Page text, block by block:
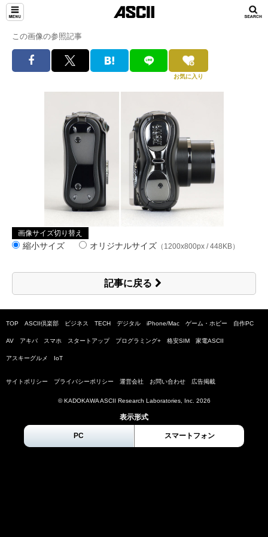
この画像の参照記事
お気に入り
画像サイズ切り替え
縮小サイズ オリジナルサイズ （1200x800px / 448KB）
記事に戻る
TOP ASCII倶楽部 ビジネス TECH デジタル iPhone/Mac ゲーム・ホビー 自作PC
AV アキバ スマホ スタートアップ プログラミング+ 格安SIM 家電ASCII
アスキーグルメ IoT
サイトポリシー プライバシーポリシー 運営会社 お問い合わせ 広告掲載
© KADOKAWA ASCII Research Laboratories, Inc. 2026
表示形式
PC スマートフォン